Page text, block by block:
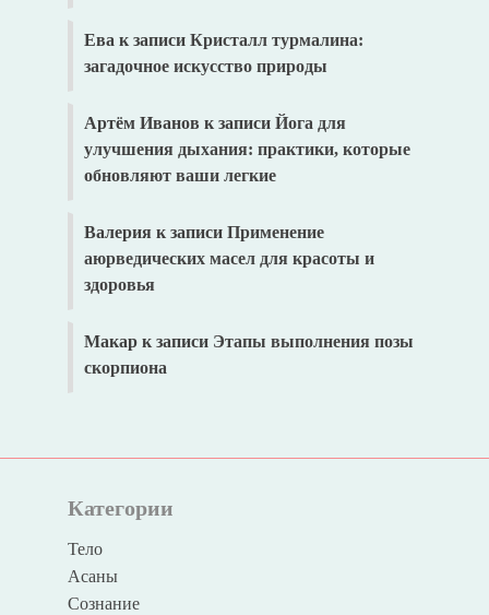
Евак записи Кристалл турмалина:
загадочное искусство природы
Артём Иванов к записи Йога для
улучшения дыхания: практики, которые
обновляют ваши легкие
Валерия к записи Применение
аюрведических масел для красоты и
здоровья
Макарк записи Этапы выполнения позы
скорпиона
Категории
Тело
Асаны
Сознание